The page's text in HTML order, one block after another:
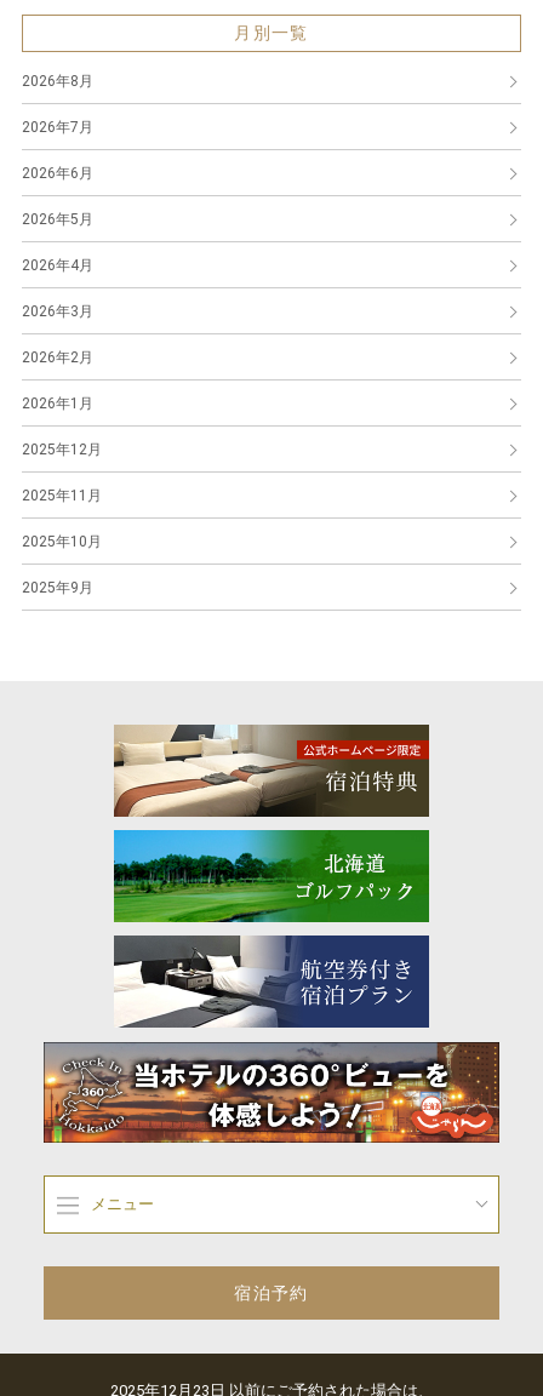
月別一覧
2026年8月
2026年7月
2026年6月
2026年5月
2026年4月
2026年3月
2026年2月
2026年1月
2025年12月
2025年11月
2025年10月
2025年9月
メニュー
宿泊予約
2025年12月23日 以前にご予約された場合は、